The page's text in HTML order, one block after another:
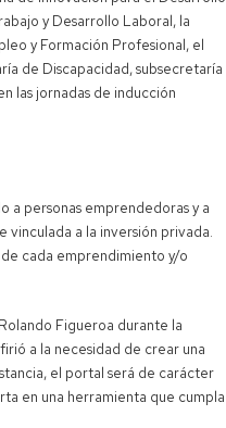
y Desarrollo Laboral, la
y Formación Profesional, el
de Discapacidad, subsecretaría
las jornadas de inducción
a personas emprendedoras y a
a la inversión privada.
cada emprendimiento y/o
Figueroa durante la
a la necesidad de crear una
el portal será de carácter
en una herramienta que cumpla